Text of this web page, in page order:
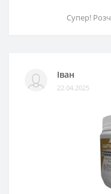
Супер!
Іван
22.04.2025